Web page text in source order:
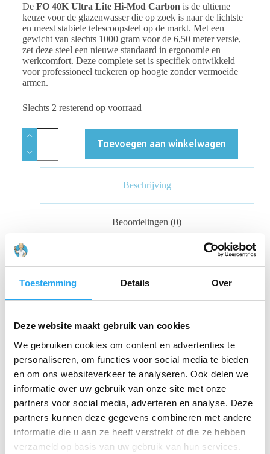
Toestemming Details Over
Deze website maakt gebruik van cookies
We gebruiken cookies om content en advertenties te
personaliseren, om functies voor social media te bieden
en om ons websiteverkeer te analyseren. Ook delen we
informatie over uw gebruik van onze site met onze
partners voor social media, adverteren en analyse. Deze
partners kunnen deze gegevens combineren met andere
informatie die u aan ze heeft verstrekt of die ze hebben
verzameld op basis van uw gebruik van hun services.
De FO 40K Ultra Lite Hi-Mod Carbon is de ultieme
keuze voor de glazenwasser die op zoek is naar de lichtste
en meest stabiele telescoopsteel op de markt. Met een
gewicht van slechts 1000 gram voor de 6,50 meter versie,
zet deze steel een nieuwe standaard in ergonomie en
werkcomfort. Deze complete set is specifiek ontwikkeld
voor professioneel tuckeren op hoogte zonder vermoeide
armen.
Slechts 2 resterend op voorraad
Toevoegen aan winkelwagen
Beschrijving
Beoordelingen (0)
Stel je voor dat je de hele dag kunt tuckeren zonder de
fysieke belasting die je gewend bent. De
Door gebruik te maken van hoogwaardigHi-Mod
gewicht met de stijfheid die nodig is voor nauwkeurige
Ongeëvenaarde Lichtheid en StabiliteitDit is niet
zomaar een carbon steel; het is een precisie-instrument
Extreem Lichtgewicht:De 6,50 meter variant
weegt slechts 1 kg. Zelfs de 13,75 meter
hoogtespecialist blijft met 2590 gram